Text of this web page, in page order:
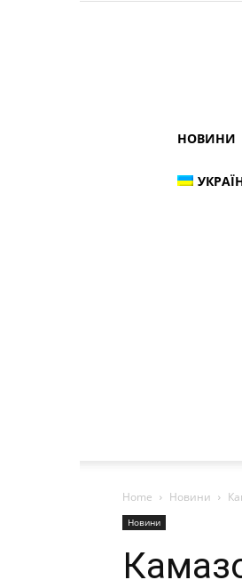
НОВИНИ
Home Новини
Новини